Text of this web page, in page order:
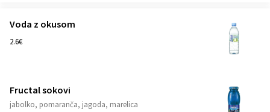
Voda z okusom
2.6€
Fructal sokovi
jabolko, pomaranča, jagoda, marelica